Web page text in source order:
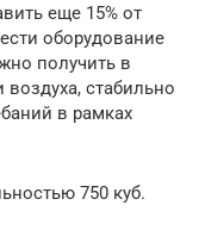
еще 15% от
оборудование
получить в
стабильно
в рамках
750 куб.